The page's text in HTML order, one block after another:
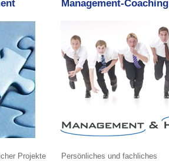
Management-Coaching
Projekte
Persönliches und fachliches